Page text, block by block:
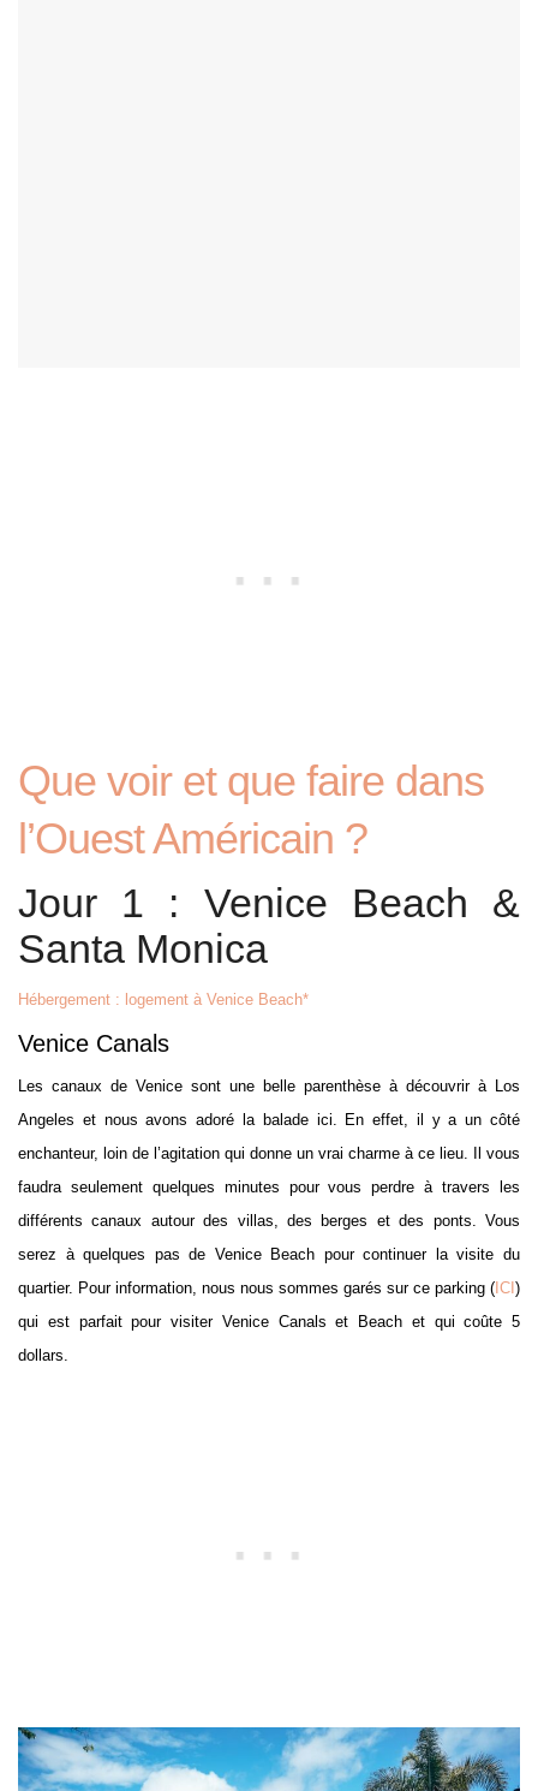
Que voir et que faire dans
l’Ouest Américain ?
Jour 1 : Venice Beach &
Santa Monica
Hébergement : logement à Venice Beach*
Venice Canals
Les canaux de Venice sont une belle parenthèse à découvrir à Los
Angeles et nous avons adoré la balade ici. En effet, il y a un côté
enchanteur, loin de l’agitation qui donne un vrai charme à ce lieu. Il vous
faudra seulement quelques minutes pour vous perdre à travers les
différents canaux autour des villas, des berges et des ponts. Vous
serez à quelques pas de Venice Beach pour continuer la visite du
quartier. Pour information, nous nous sommes garés sur ce parking ( ICI )
qui est parfait pour visiter Venice Canals et Beach et qui coûte 5
dollars.